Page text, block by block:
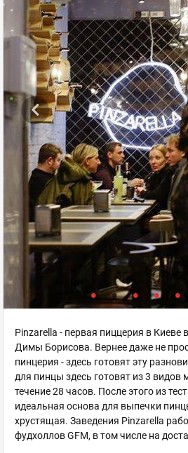
Pinzarella - первая пиццерия в Киеве
Димы Борисова. Вернее даже не
пинцерия - здесь готовят эту
для пинцы здесь готовят из 3 видов
течение 28 часов. После этого из
идеальная основа для выпечки
хрустящая. Заведения Pinzarella
фудхоллов GFM, в том числе на